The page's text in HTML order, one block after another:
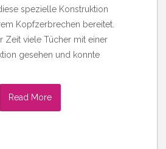
spezielle Konstruktion
Kopfzerbrechen bereitet.
Zeit viele Tücher mit einer
gesehen und konnte
Read More